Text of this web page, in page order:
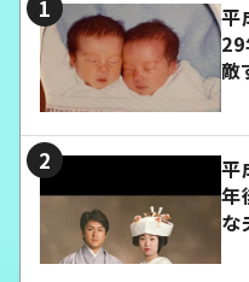
平
29
敵
平
年
な